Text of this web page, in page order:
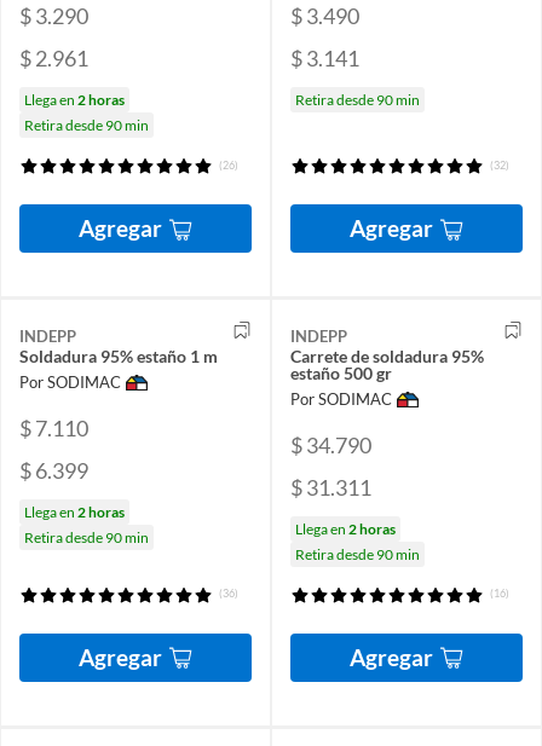
$ 3.290
$ 2.961
Llega en 2 horas
Retira desde 90 min
(26)
Agregar
$ 3.490
$ 3.141
Retira desde 90 min
(32)
Agregar
INDEPP
Soldadura 95% estaño 1 m
Por SODIMAC
$ 7.110
$ 6.399
Llega en 2 horas
Retira desde 90 min
(36)
Agregar
INDEPP
Carrete de soldadura 95%
estaño 500 gr
Por SODIMAC
$ 34.790
$ 31.311
Llega en 2 horas
Retira desde 90 min
(16)
Agregar